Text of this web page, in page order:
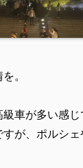
。
級車が多い感
が、ポルシェ